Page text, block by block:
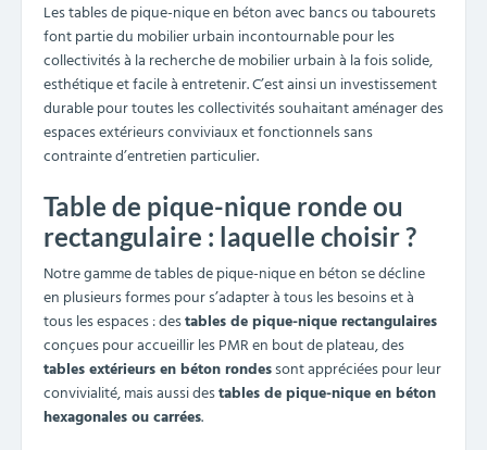
Les tables de pique-nique en béton avec bancs ou tabourets
font partie du mobilier urbain incontournable pour les
collectivités à la recherche de mobilier urbain à la fois solide,
esthétique et facile à entretenir. C’est ainsi un investissement
durable pour toutes les collectivités souhaitant aménager des
espaces extérieurs conviviaux et fonctionnels sans
contrainte d’entretien particulier.
Table de pique-nique ronde ou
rectangulaire : laquelle choisir ?
Notre gamme de tables de pique-nique en béton se décline
en plusieurs formes pour s’adapter à tous les besoins et à
tous les espaces : destables de pique-nique rectangulaires
conçues pour accueillir les PMR en bout de plateau, des
tables extérieurs en béton rondessont appréciées pour leur
convivialité, mais aussi destables de pique-nique en béton
hexagonales ou carrées.